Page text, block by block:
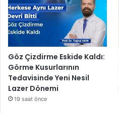
Göz Çizdirme Eskide Kaldı:
Görme Kusurlarının
Tedavisinde Yeni Nesil
Lazer Dönemi
19 saat önce